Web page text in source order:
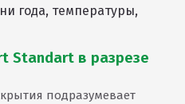
года, температуры,
Standart в разрезе
подразумевает